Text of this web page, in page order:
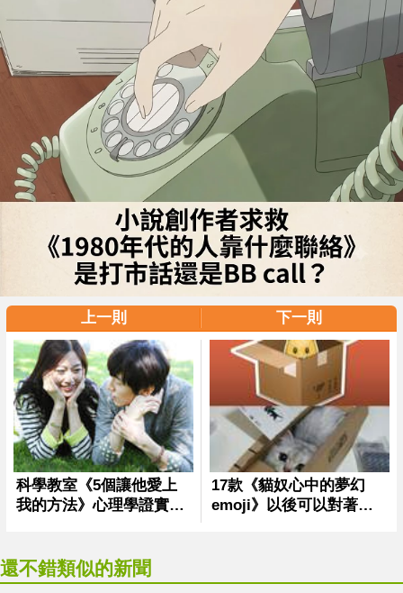
上一則 下一則
還不錯類似的新聞